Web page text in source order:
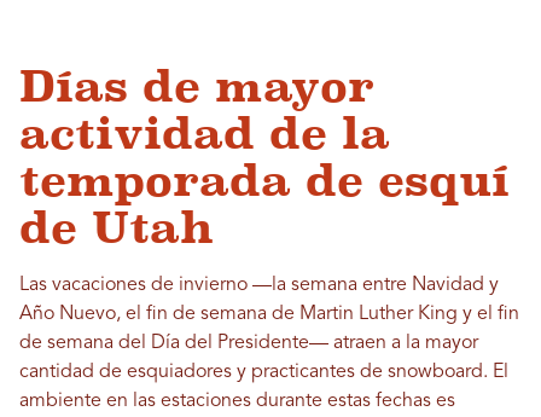
Días de mayor
actividad de la
temporada de esquí
de Utah
Las vacaciones de invierno —la semana entre Navidad y
Año Nuevo, el fin de semana de Martin Luther King y el fin
de semana del Día del Presidente— atraen a la mayor
cantidad de esquiadores y practicantes de snowboard. El
ambiente en las estaciones durante estas fechas es